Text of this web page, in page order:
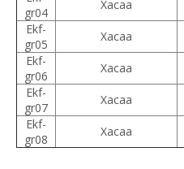
gr04
Хасаа
Ekf-
gr05
Хасаа
Ekf-
gr06
Хасаа
Ekf-
gr07
Хасаа
Ekf-
gr08
Хасаа